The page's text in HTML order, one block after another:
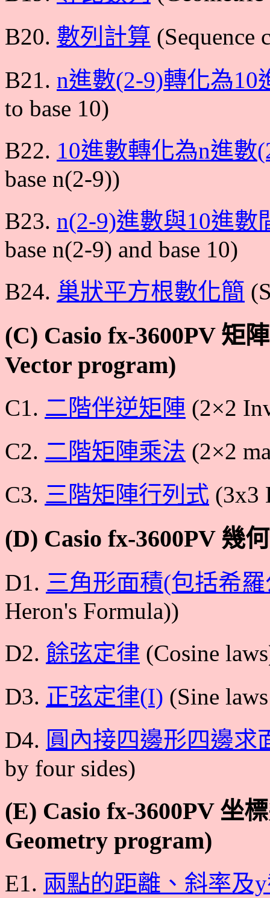
B20. 數列計算 (Sequence
B21. n進數(2-9)轉化為10
to base 10)
B22. 10進數轉化為n進數
base n(2-9))
B23. n(2-9)進數與10進數
base n(2-9) and base 10)
B24. 巢狀平方根數化簡
(C) Casio fx-3600PV 矩
Vector program)
C1. 二階伴逆矩陣 (2×2
C2. 二階矩陣乘法 (2×2
C3. 三階矩陣行列式 (3x3
(D) Casio fx-3600PV 幾
D1. 三角形面積(包括希
Heron's Formula))
D2. 餘弦定律 (Cosine
D3. 正弦定律(I) (Sine
D4. 圓內接四邊形四邊求
by four sides)
(E) Casio fx-3600PV 坐
Geometry program)
E1. 兩點的距離、斜率及